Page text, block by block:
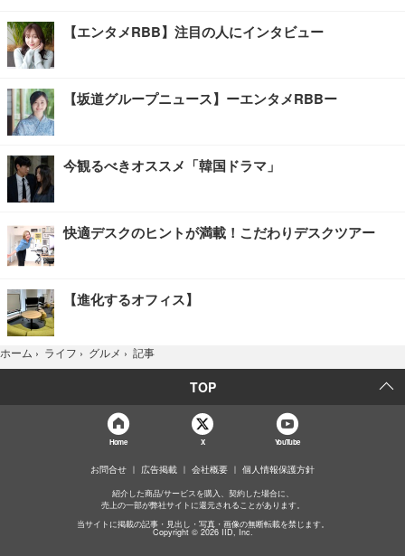
【エンタメRBB】注目の人にインタビュー
【坂道グループニュース】ーエンタメRBBー
今観るべきオススメ「韓国ドラマ」
快適デスクのヒントが満載！こだわりデスクツアー
【進化するオフィス】
ホーム › ライフ › グルメ › 記事
TOP
Home X YouTube
お問合せ 広告掲載 会社概要 個人情報保護方針
紹介した商品/サービスを購入、契約した場合に、
売上の一部が弊社サイトに還元されることがあります。
当サイトに掲載の記事・見出し・写真・画像の無断転載を禁じます。
Copyright © 2026 IID, Inc.